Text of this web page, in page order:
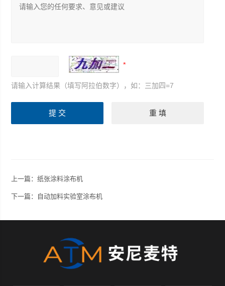
请输入计算结果（填写阿拉伯数字），如：三加四=7
上一篇：纸张涂料涂布机
下一篇： 自动加料实验室涂布机